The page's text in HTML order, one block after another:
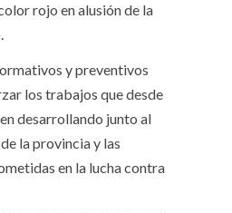
rojo en alusión de la
y preventivos
los trabajos que desde
desarrollando junto al
la provincia y las
en la lucha contra